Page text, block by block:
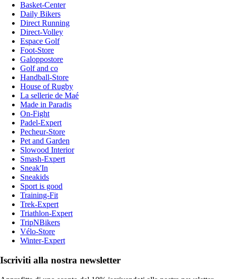
Basket-Center
Daily Bikers
Direct Running
Direct-Volley
Espace Golf
Foot-Store
Galoppostore
Golf and co
Handball-Store
House of Rugby
La sellerie de Maé
Made in Paradis
On-Fight
Padel-Expert
Pecheur-Store
Pet and Garden
Slowood Interior
Smash-Expert
Sneak'In
Sneakids
Sport is good
Training-Fit
Trek-Expert
Triathlon-Expert
TripNBikers
Vélo-Store
Winter-Expert
Iscriviti alla nostra newsletter